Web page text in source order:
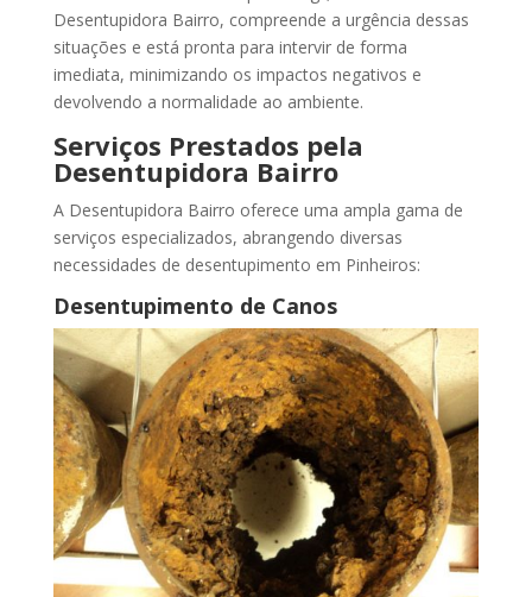
Desentupidora Bairro, compreende a urgência dessas
situações e está pronta para intervir de forma
imediata, minimizando os impactos negativos e
devolvendo a normalidade ao ambiente.
Serviços Prestados pela
Desentupidora Bairro
A Desentupidora Bairro oferece uma ampla gama de
serviços especializados, abrangendo diversas
necessidades de desentupimento em Pinheiros:
Desentupimento de Canos